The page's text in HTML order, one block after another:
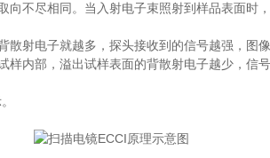
向不尽相同。当入射电子束照射到样品表面时
散射电子就越多，探头接收到的信号越强，图
内部，溢出试样表面的背散射电子越少，信号